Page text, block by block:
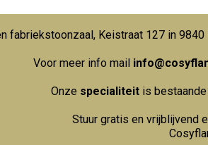
fabriekstoonzaal, Keistraat 127 in
Voor meer info mail
Onze specialiteit is
Stuur gratis en vrijblijvend